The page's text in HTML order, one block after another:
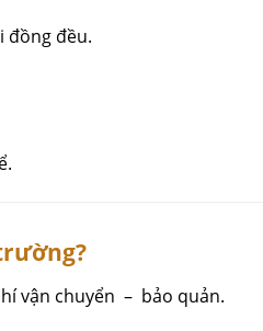
đồng đều.
vận chuyển – bảo quản.